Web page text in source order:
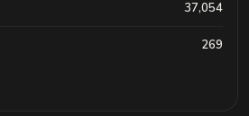
37,054
269